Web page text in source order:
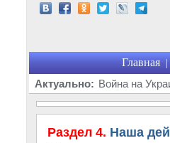
Главная |
Актуально: Война на
Раздел 4. Наша